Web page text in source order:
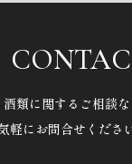
酒類に関するご相談な
軽にお問合せくださ